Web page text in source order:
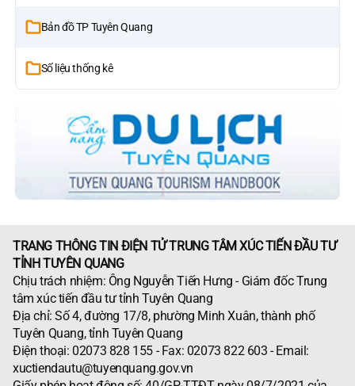
Bản đồ TP Tuyên Quang
Số liệu thống kê
TRANG THÔNG TIN ĐIỆN TỬ TRUNG TÂM XÚC TIẾN ĐẦU TƯ
TỈNH TUYÊN QUANG
Chịu trách nhiệm: Ông Nguyễn Tiến Hưng - Giám đốc Trung
tâm xúc tiến đầu tư tỉnh Tuyên Quang
Địa chỉ: Số 4, đường 17/8, phường Minh Xuân, thành phố
Tuyên Quang, tỉnh Tuyên Quang
Điện thoại: 02073 828 155 - Fax: 02073 822 603 - Email:
xuctiendautu@tuyenquang.gov.vn